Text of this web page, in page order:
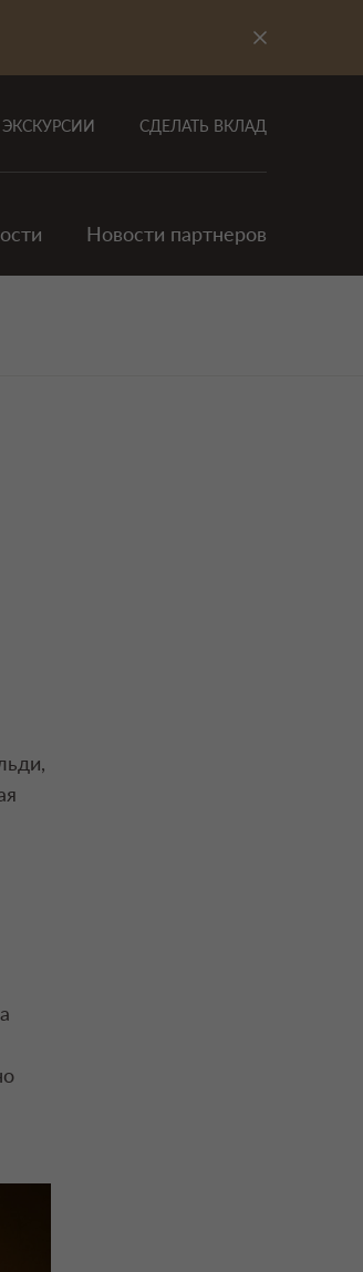
ЭКСКУРСИИ СДЕЛАТЬ ВКЛАД
Новости партнеров